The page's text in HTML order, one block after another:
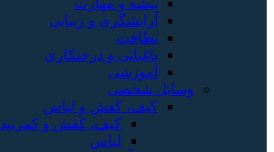
پیشه و مهارت
آرایشگری و زیبایی
نظافت
باغبانی و درختکاری
آموزشی
وسایل شخصی
کیف، کفش و لباس
کیف، کفش و کمربند
لباس